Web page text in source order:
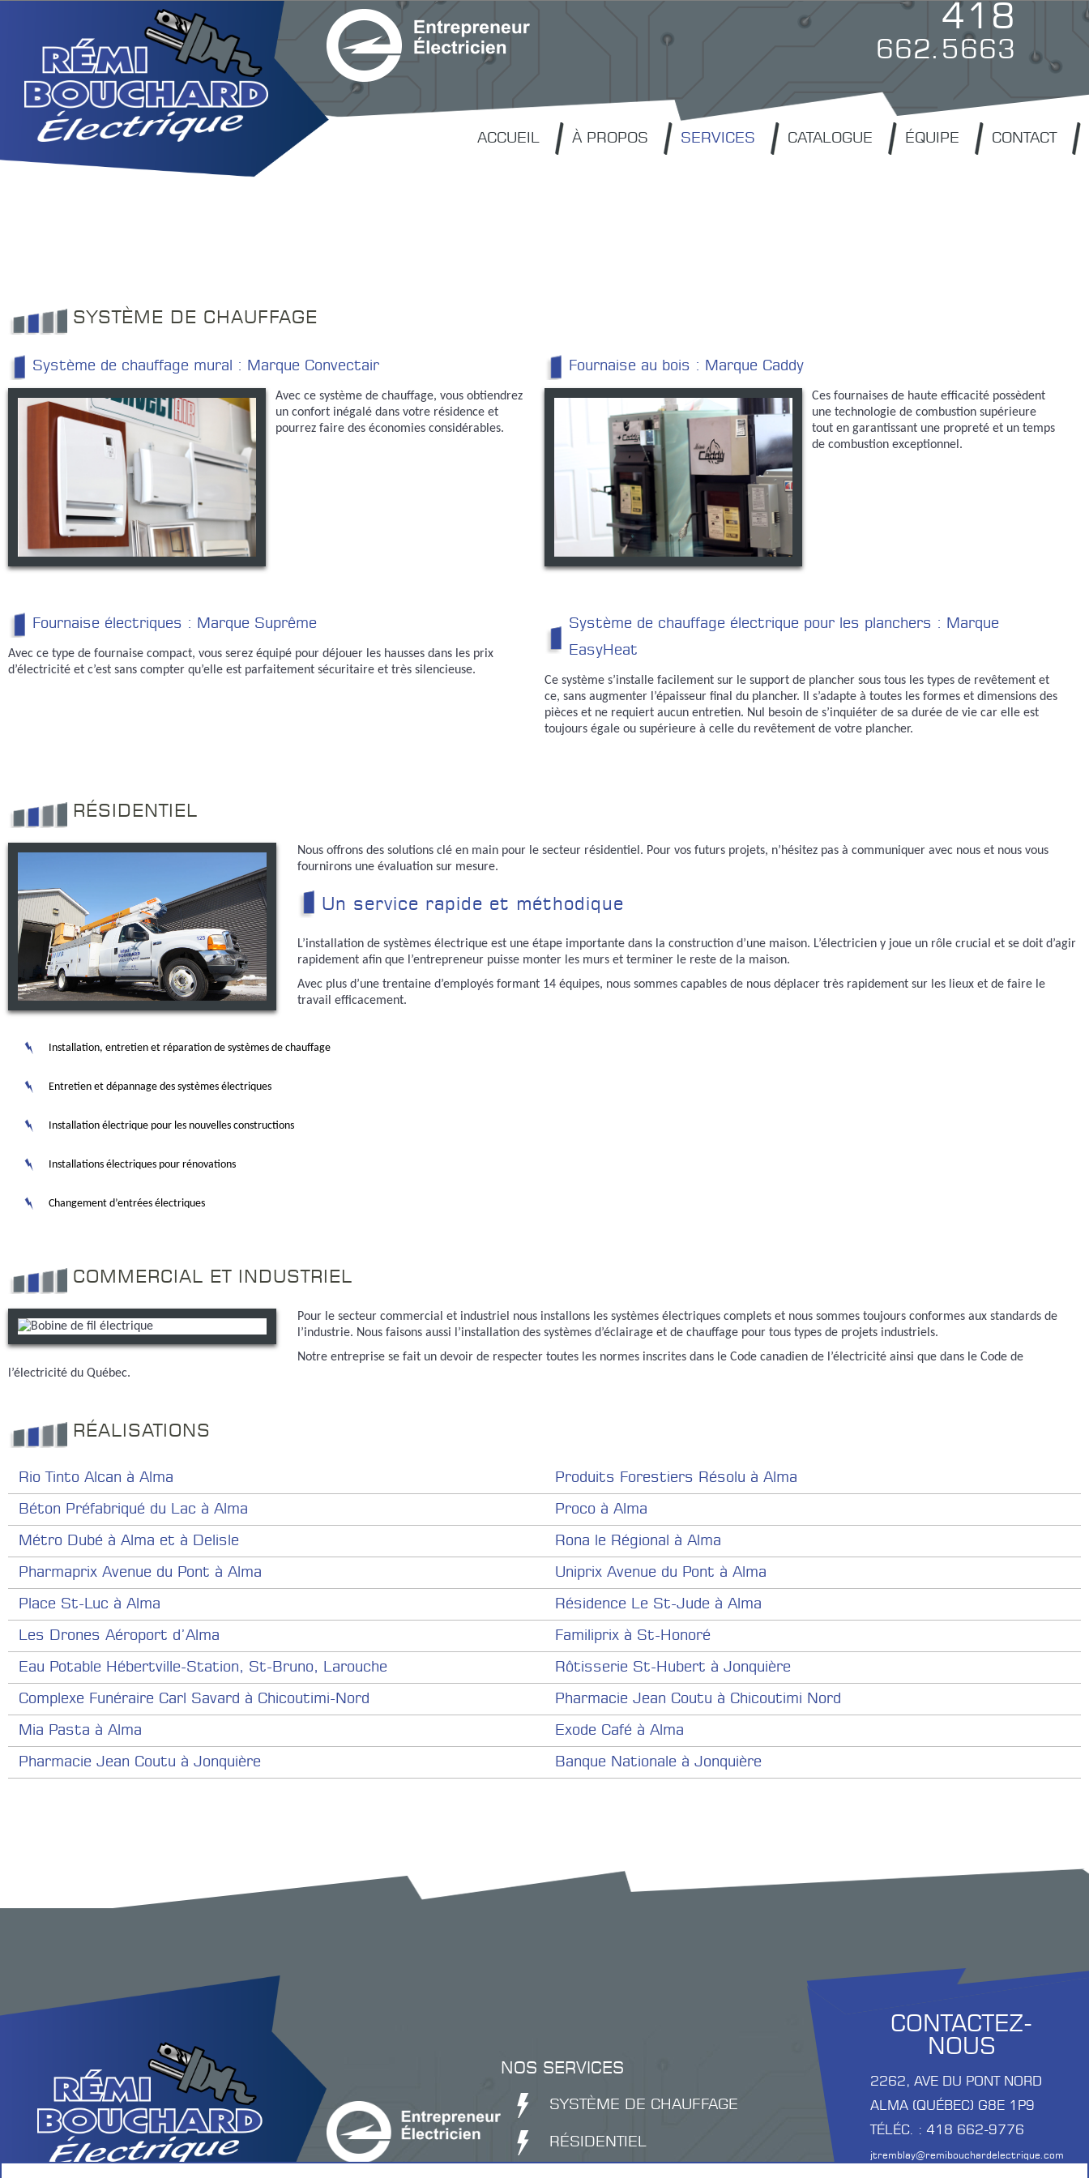
418
662.5663
ACCUEIL À PROPOS SERVICES CATALOGUE ÉQUIPE CONTACT
SYSTÈME DE CHAUFFAGE
Système de chauffage mural : Marque Convectair
Avec ce système de chauffage, vous obtiendrez
un confort inégalé dans votre résidence et
pourrez faire des économies considérables.
Fournaise au bois : Marque Caddy
Ces fournaises de haute efficacité possèdent
une technologie de combustion supérieure
tout en garantissant une propreté et un temps
de combustion exceptionnel.
Fournaise électriques : Marque Suprême
Avec ce type de fournaise compact, vous serez équipé pour déjouer les hausses dans les prix
d’électricité et c’est sans compter qu’elle est parfaitement sécuritaire et très silencieuse.
Système de chauffage électrique pour les planchers : Marque
EasyHeat
Ce système s’installe facilement sur le support de plancher sous tous les types de revêtement et
ce, sans augmenter l’épaisseur final du plancher. Il s’adapte à toutes les formes et dimensions des
pièces et ne requiert aucun entretien. Nul besoin de s’inquiéter de sa durée de vie car elle est
toujours égale ou supérieure à celle du revêtement de votre plancher.
RÉSIDENTIEL
Nous offrons des solutions clé en main pour le secteur résidentiel. Pour vos futurs projets, n’hésitez pas à communiquer avec nous et nous vous
fournirons une évaluation sur mesure.
Un service rapide et méthodique
L’installation de systèmes électrique est une étape importante dans la construction d’une maison. L’électricien y joue un rôle crucial et se doit d’agir
rapidement afin que l’entrepreneur puisse monter les murs et terminer le reste de la maison.
Avec plus d’une trentaine d’employés formant 14 équipes, nous sommes capables de nous déplacer très rapidement sur les lieux et de faire le
travail efficacement.
Installation, entretien et réparation de systèmes de chauffage
Entretien et dépannage des systèmes électriques
Installation électrique pour les nouvelles constructions
Installations électriques pour rénovations
Changement d’entrées électriques
COMMERCIAL ET INDUSTRIEL
Pour le secteur commercial et industriel nous installons les systèmes électriques complets et nous sommes toujours conformes aux standards de
l’industrie. Nous faisons aussi l’installation des systèmes d’éclairage et de chauffage pour tous types de projets industriels.
Notre entreprise se fait un devoir de respecter toutes les normes inscrites dans le Code canadien de l’électricité ainsi que dans le Code de
l’électricité du Québec.
RÉALISATIONS
Rio Tinto Alcan à Alma Produits Forestiers Résolu à Alma
Béton Préfabriqué du Lac à Alma Proco à Alma
Métro Dubé à Alma et à Delisle Rona le Régional à Alma
Pharmaprix Avenue du Pont à Alma Uniprix Avenue du Pont à Alma
Place St-Luc à Alma Résidence Le St-Jude à Alma
Les Drones Aéroport d’Alma Familiprix à St-Honoré
Eau Potable Hébertville-Station, St-Bruno, Larouche Rôtisserie St-Hubert à Jonquière
Complexe Funéraire Carl Savard à Chicoutimi-Nord Pharmacie Jean Coutu à Chicoutimi Nord
Mia Pasta à Alma Exode Café à Alma
Pharmacie Jean Coutu à Jonquière Banque Nationale à Jonquière
NOS SERVICES
SYSTÈME DE CHAUFFAGE
RÉSIDENTIEL
CONTACTEZ-
NOUS
2262, AVE DU PONT NORD
ALMA (QUÉBEC) G8E 1P9
TÉLÉC. : 418 662-9776
jtremblay@remibouchardelectrique.com